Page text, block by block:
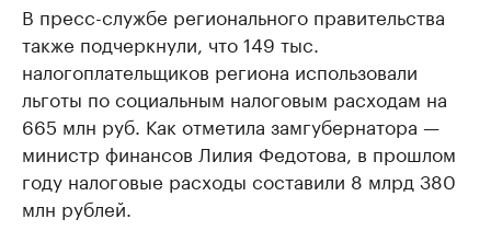
В пресс-службе регионального правительства
также подчеркнули, что 149 тыс.
налогоплательщиков региона использовали
льготы по социальным налоговым расходам на
665 млн руб. Как отметила замгубернатора —
министр финансов Лилия Федотова, в прошлом
году налоговые расходы составили 8 млрд 380
млн рублей.